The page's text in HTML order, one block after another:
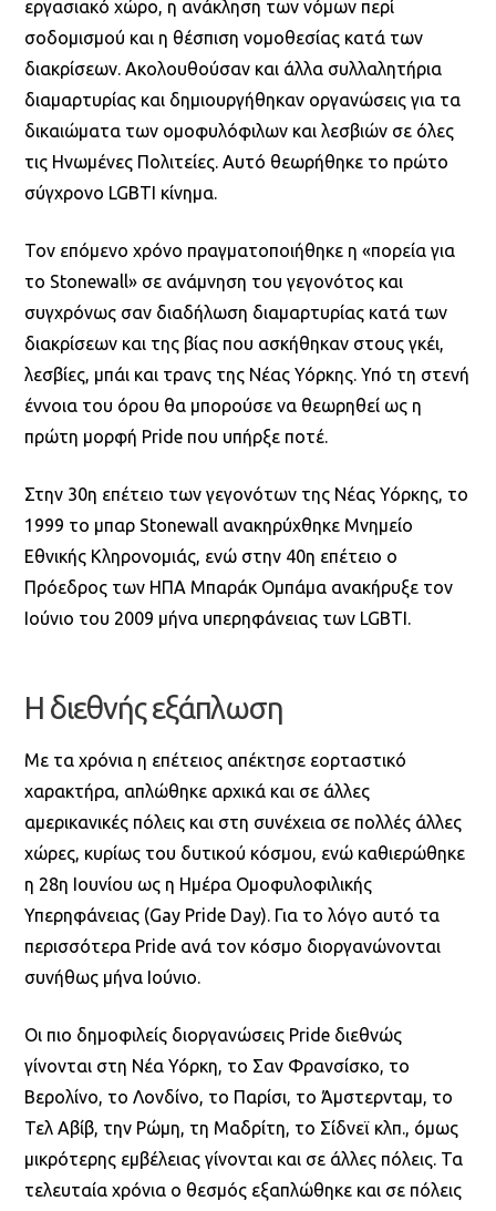
εργασιακό χώρο, η ανάκληση των νόμων περί
σοδομισμού και η θέσπιση νομοθεσίας κατά των
διακρίσεων. Ακολουθούσαν και άλλα συλλαλητήρια
διαμαρτυρίας και δημιουργήθηκαν οργανώσεις για τα
δικαιώματα των ομοφυλόφιλων και λεσβιών σε όλες
τις Ηνωμένες Πολιτείες. Αυτό θεωρήθηκε το πρώτο
σύγχρονο LGBTI κίνημα.
Τον επόμενο χρόνο πραγματοποιήθηκε η «πορεία για
το Stonewall» σε ανάμνηση του γεγονότος και
συγχρόνως σαν διαδήλωση διαμαρτυρίας κατά των
διακρίσεων και της βίας που ασκήθηκαν στους γκέι,
λεσβίες, μπάι και τρανς της Νέας Υόρκης. Υπό τη στενή
έννοια του όρου θα μπορούσε να θεωρηθεί ως η
πρώτη μορφή Pride που υπήρξε ποτέ.
Στην 30η επέτειο των γεγονότων της Νέας Υόρκης, το
1999 το μπαρ Stonewall ανακηρύχθηκε Μνημείο
Εθνικής Κληρονομιάς, ενώ στην 40η επέτειο ο
Πρόεδρος των ΗΠΑ Μπαράκ Ομπάμα ανακήρυξε τον
Ιούνιο του 2009 μήνα υπερηφάνειας των LGBTI.
Η διεθνής εξάπλωση
Με τα χρόνια η επέτειος απέκτησε εορταστικό
χαρακτήρα, απλώθηκε αρχικά και σε άλλες
αμερικανικές πόλεις και στη συνέχεια σε πολλές άλλες
χώρες, κυρίως του δυτικού κόσμου, ενώ καθιερώθηκε
η 28η Ιουνίου ως η Ημέρα Ομοφυλοφιλικής
Υπερηφάνειας (Gay Pride Day). Για το λόγο αυτό τα
περισσότερα Pride ανά τον κόσμο διοργανώνονται
συνήθως μήνα Ιούνιο.
Οι πιο δημοφιλείς διοργανώσεις Pride διεθνώς
γίνονται στη Νέα Υόρκη, το Σαν Φρανσίσκο, το
Βερολίνο, το Λονδίνο, το Παρίσι, το Άμστερνταμ, το
Τελ Αβίβ, την Ρώμη, τη Μαδρίτη, το Σίδνεϊ κλπ., όμως
μικρότερης εμβέλειας γίνονται και σε άλλες πόλεις. Τα
τελευταία χρόνια ο θεσμός εξαπλώθηκε και σε πόλεις